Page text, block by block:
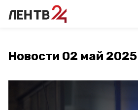
Новости 02 май 2025